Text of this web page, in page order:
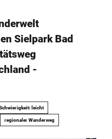
Sielpark Bad
-
leicht
regionaler Wanderweg